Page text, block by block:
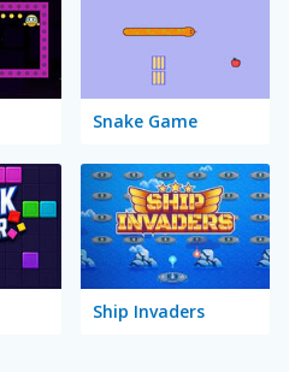
Snake Game
Ship Invaders